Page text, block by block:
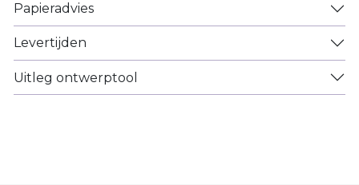
Papieradvies
Levertijden
Uitleg ontwerptool